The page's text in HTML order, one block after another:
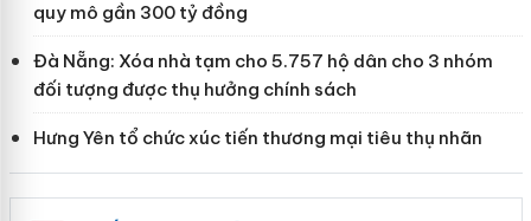
quy mô gần 300 tỷ đồng
Đà Nẵng: Xóa nhà tạm cho 5.757 hộ dân cho 3 nhóm
đối tượng được thụ hưởng chính sách
Hưng Yên tổ chức xúc tiến thương mại tiêu thụ nhãn